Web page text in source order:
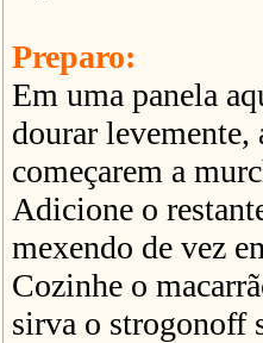
Preparo:
Em uma panela
dourar levemente,
começarem a
Adicione o
mexendo de vez
Cozinhe o
sirva o strogonoff